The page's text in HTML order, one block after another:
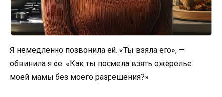
Я немедленно позвонила ей. «Ты взяла его», —
обвинила я ее. «Как ты посмела взять ожерелье
моей мамы без моего разрешения?»